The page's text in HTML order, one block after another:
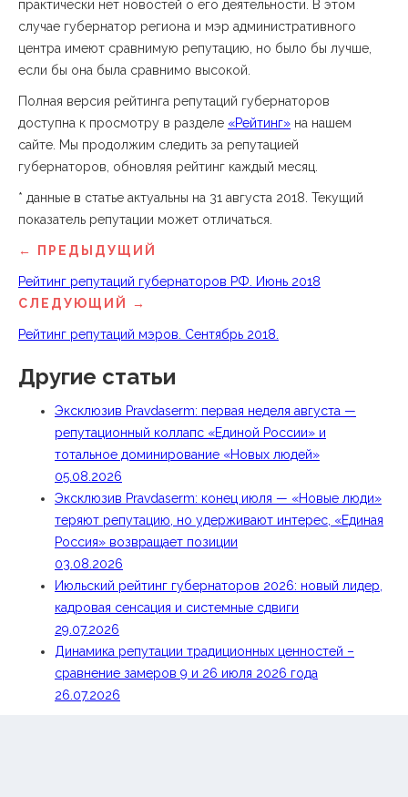
практически нет новостей о его деятельности. В этом
случае губернатор региона и мэр административного
центра имеют сравнимую репутацию, но было бы лучше,
если бы она была сравнимо высокой.
Полная версия рейтинга репутаций губернаторов
доступна к просмотру в разделе «Рейтинг» на нашем
сайте. Мы продолжим следить за репутацией
губернаторов, обновляя рейтинг каждый месяц.
* данные в статье актуальны на 31 августа 2018. Текущий
показатель репутации может отличаться.
← ПРЕДЫДУЩИЙ
Рейтинг репутаций губернаторов РФ. Июнь 2018
СЛЕДУЮЩИЙ →
Рейтинг репутаций мэров. Сентябрь 2018.
Другие статьи
Эксклюзив Pravdaserm: первая неделя августа —
репутационный коллапс «Единой России» и
тотальное доминирование «Новых людей»
05.08.2026
Эксклюзив Pravdaserm: конец июля — «Новые люди»
теряют репутацию, но удерживают интерес, «Единая
Россия» возвращает позиции
03.08.2026
Июльский рейтинг губернаторов 2026: новый лидер,
кадровая сенсация и системные сдвиги
29.07.2026
Динамика репутации традиционных ценностей –
сравнение замеров 9 и 26 июля 2026 года
26.07.2026